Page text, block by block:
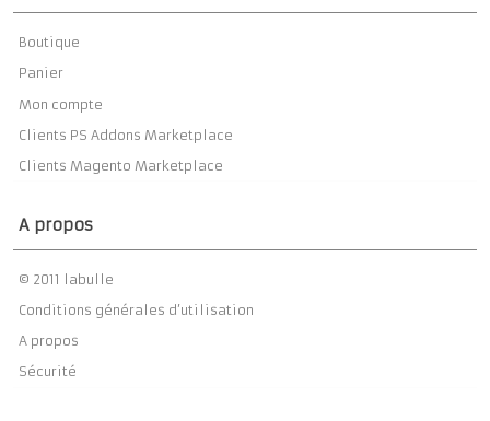
Boutique
Panier
Mon compte
Clients PS Addons Marketplace
Clients Magento Marketplace
A propos
© 2011 labulle
Conditions générales d’utilisation
A propos
Sécurité